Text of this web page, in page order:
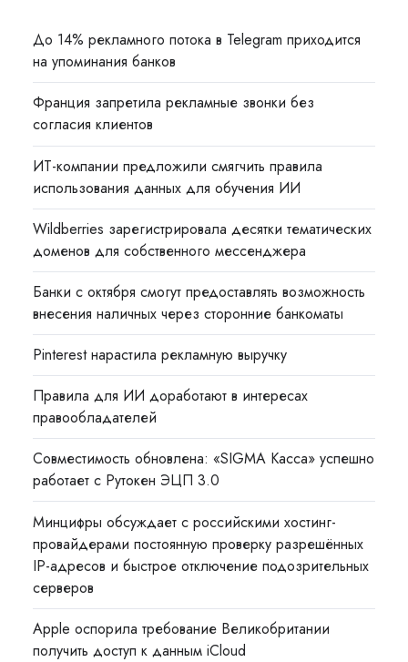
До 14% рекламного потока в Telegram приходится
на упоминания банков
Франция запретила рекламные звонки без
согласия клиентов
ИТ-компании предложили смягчить правила
использования данных для обучения ИИ
Wildberries зарегистрировала десятки тематических
доменов для собственного мессенджера
Банки с октября смогут предоставлять возможность
внесения наличных через сторонние банкоматы
Pinterest нарастила рекламную выручку
Правила для ИИ доработают в интересах
правообладателей
Совместимость обновлена: «SIGMA Касса» успешно
работает с Рутокен ЭЦП 3.0
Минцифры обсуждает с российскими хостинг-
провайдерами постоянную проверку разрешённых
IP-адресов и быстрое отключение подозрительных
серверов
Apple оспорила требование Великобритании
получить доступ к данным iCloud